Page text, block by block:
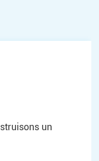
du collectif